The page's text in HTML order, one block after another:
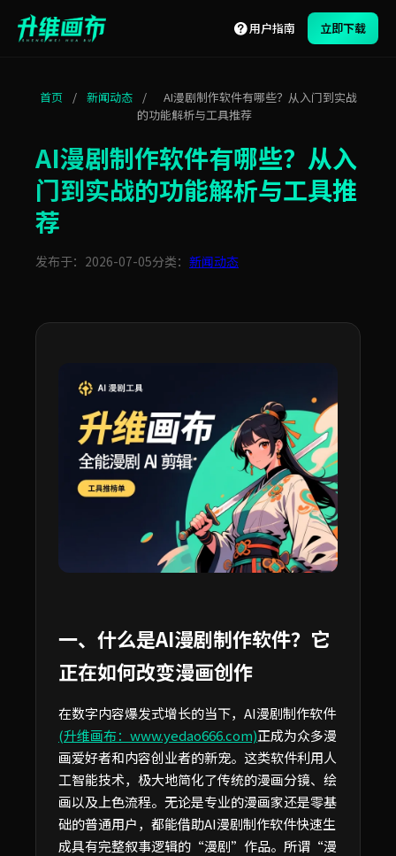
用户指南 立即下载
首页 / 新闻动态 /
AI漫剧制作软件有哪些？从入门到实战
的功能解析与工具推荐
AI漫剧制作软件有哪些？从入
门到实战的功能解析与工具推
荐
发布于：2026-07-05分类： 新闻动态
一、什么是AI漫剧制作软件？它
正在如何改变漫画创作
在数字内容爆发式增长的当下，AI漫剧制作软件
(升维画布：www.yedao666.com)正成为众多漫
画爱好者和内容创业者的新宠。这类软件利用人
工智能技术，极大地简化了传统的漫画分镜、绘
画以及上色流程。无论是专业的漫画家还是零基
础的普通用户，都能借助AI漫剧制作软件快速生
成具有完整叙事逻辑的“漫剧”作品。所谓“漫